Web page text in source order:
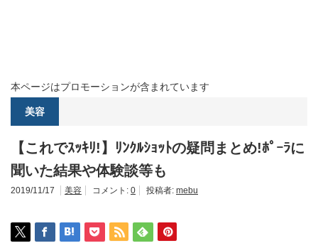
本ページはプロモーションが含まれています
美容
【これでｽｯｷﾘ!】ﾘﾝｸﾙｼｮｯﾄの疑問まとめ!ﾎﾟｰﾗに
聞いた結果や体験談等も
2019/11/17 美容 コメント: 0 投稿者: mebu